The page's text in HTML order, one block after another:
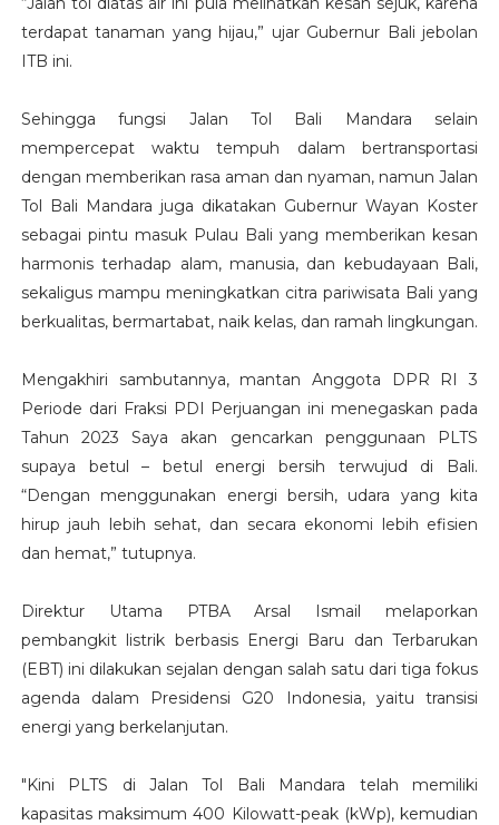
terdapat tanaman yang hijau,” ujar Gubernur Bali jebolan
ITB ini.
Sehingga fungsi Jalan Tol Bali Mandara selain
mempercepat waktu tempuh dalam bertransportasi
dengan memberikan rasa aman dan nyaman, namun Jalan
Tol Bali Mandara juga dikatakan Gubernur Wayan Koster
sebagai pintu masuk Pulau Bali yang memberikan kesan
harmonis terhadap alam, manusia, dan kebudayaan Bali,
sekaligus mampu meningkatkan citra pariwisata Bali yang
berkualitas, bermartabat, naik kelas, dan ramah lingkungan.
Mengakhiri sambutannya, mantan Anggota DPR RI 3
Periode dari Fraksi PDI Perjuangan ini menegaskan pada
Tahun 2023 Saya akan gencarkan penggunaan PLTS
supaya betul – betul energi bersih terwujud di Bali.
“Dengan menggunakan energi bersih, udara yang kita
hirup jauh lebih sehat, dan secara ekonomi lebih efisien
dan hemat,” tutupnya.
Direktur Utama PTBA Arsal Ismail melaporkan
pembangkit listrik berbasis Energi Baru dan Terbarukan
(EBT) ini dilakukan sejalan dengan salah satu dari tiga fokus
agenda dalam Presidensi G20 Indonesia, yaitu transisi
energi yang berkelanjutan.
"Kini PLTS di Jalan Tol Bali Mandara telah memiliki
kapasitas maksimum 400 Kilowatt-peak (kWp), kemudian